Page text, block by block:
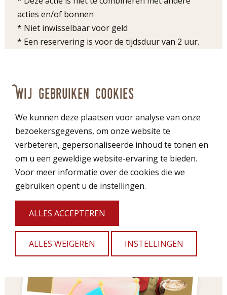
acties en/of bonnen
* Niet inwisselbaar voor geld
* Een reservering is voor de tijdsduur van 2 uur.
Wij gebruiken cookies
We kunnen deze plaatsen voor analyse van onze
bezoekersgegevens, om onze website te
verbeteren, gepersonaliseerde inhoud te tonen en
om u een geweldige website-ervaring te bieden.
Voor meer informatie over de cookies die we
gebruiken opent u de instellingen.
ALLES ACCEPTEREN
ALLES WEIGEREN INSTELLINGEN